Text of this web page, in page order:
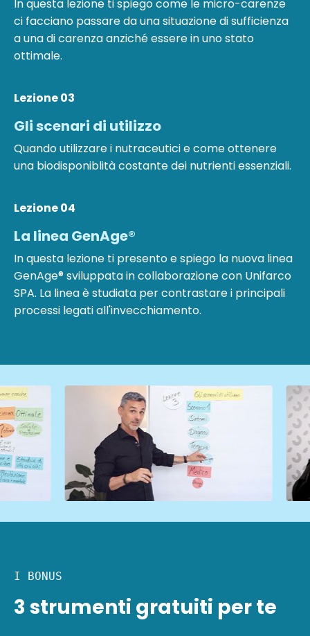
In questa lezione ti spiego come le micro-carenze
ci facciano passare da una situazione di sufficienza
a una di carenza anziché essere in uno stato
ottimale.
Lezione 03
Gli scenari di utilizzo
Quando utilizzare i nutraceutici e come ottenere
una biodisponiblità costante dei nutrienti essenziali.
Lezione 04
La linea GenAge®
In questa lezione ti presento e spiego la nuova linea
GenAge® sviluppata in collaborazione con Unifarco
SPA. La linea è studiata per contrastare i principali
processi legati all'invecchiamento.
I BONUS
3 strumenti gratuiti per te